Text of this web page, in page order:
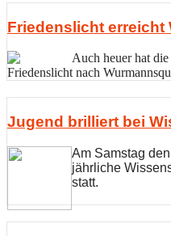
Friedenslicht erreicht
Auch heuer hat
Friedenslicht nach
Jugend brilliert bei
Am Samstag
jährliche
statt.